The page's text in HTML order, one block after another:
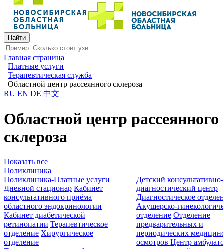
Главная страница
| Платные услуги
| Терапевтическая служба
| Областной центр рассеянного склероза
RU EN DE 中文
Областной центр рассеянного
склероза
Показать все
Поликлиника
Поликлиника-Платные услуги
Дневной стационар Кабинет
консультативного приёма
областного эндокринологии
Кабинет диабетической
ретинопатии Терапевтическое
отделение Хирургическое
отделение
Детский консультативно-
диагностический центр
Диагностическое
Акушерско-
отделение Отделение
предварительных и
периодических
осмотровЦентр